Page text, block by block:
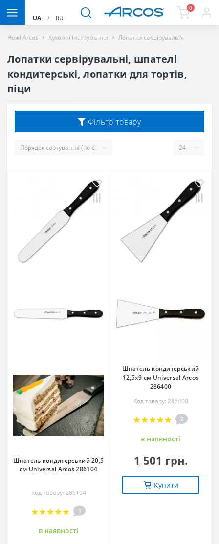
UA / RU
0
Ножі Arcos Кухонні інструменти Лопатки сервірувальні
Лопатки сервірувальні, шпателі
кондитерські, лопатки для тортів,
піци
Фільтр товару
Шпатель кондитерський 20,5
см Universal Arcos 286104
Код товару: 286104
1
в наявностi
Шпатель кондитерський
12,5х9 см Universal Arcos
286400
Код товару: 286400
2
в наявностi
1 501 грн.
Купити